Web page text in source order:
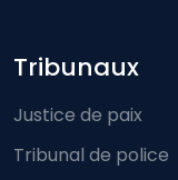
Footer-
Tribunaux
Justice de paix
Tribunal de police